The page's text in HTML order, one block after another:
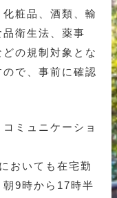
粧品、酒類、輸
衛生法、薬事
の規制対象とな
で、事前に確認
ミュニケーショ
おいても在宅勤
9時から17時半